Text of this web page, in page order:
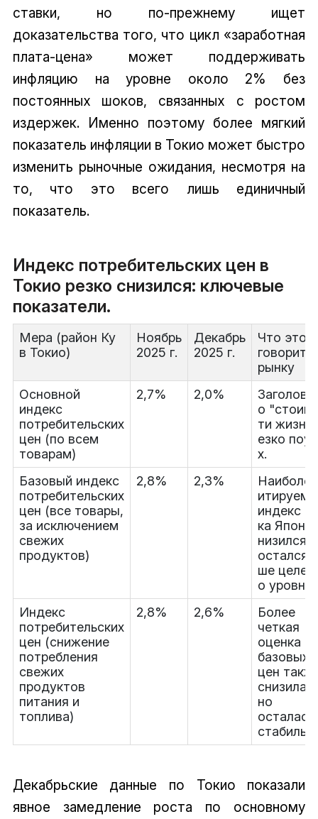
ставки, но по-прежнему ищет
доказательства того, что цикл «заработная
плата-цена» может поддерживать
инфляцию на уровне около 2% без
постоянных шоков, связанных с ростом
издержек. Именно поэтому более мягкий
показатель инфляции в Токио может быстро
изменить рыночные ожидания, несмотря на
то, что это всего лишь единичный
показатель.
Индекс потребительских цен в
Токио резко снизился: ключевые
показатели.
Мера (район Ку
в Токио)
Ноябрь
2025 г.
Декабрь
2025 г.
Что это
говорит
рынку
Основной
индекс
потребительских
цен (по всем
товарам)
2,7% 2,0%
о
ти
езко
х.
Базовый индекс
потребительских
цен (все товары,
за исключением
свежих
продуктов)
2,8% 2,3%
индекс
ка
низился,
остался
ше
о уровня.
Индекс
потребительских
цен (снижение
потребления
свежих
продуктов
питания и
топлива)
2,8% 2,6%
Более
четкая
оценка
базовых
цен
но
осталась
Декабрьские данные по Токио показали
явное замедление роста по основному